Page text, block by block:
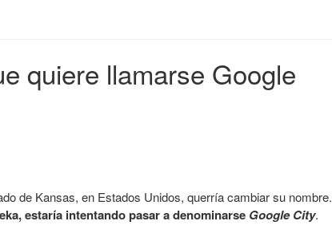
quiere llamarse Google
de Kansas, en Estados Unidos, querría cambiar su nombre.
estaría intentando pasar a denominarse Google City.